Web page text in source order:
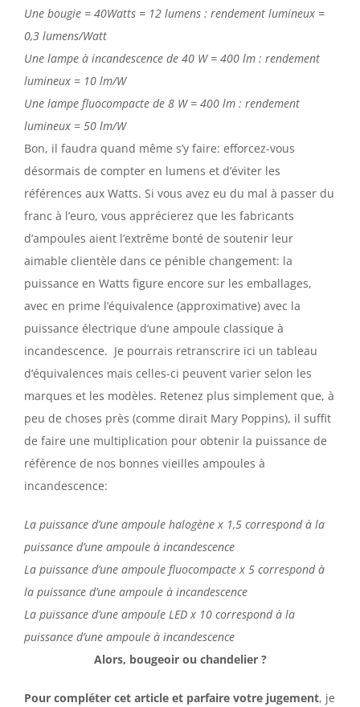
Une bougie = 40Watts = 12 lumens : rendement lumineux =
0,3 lumens/Watt
Une lampe à incandescence de 40 W = 400 lm : rendement
lumineux = 10 lm/W
Une lampe fluocompacte de 8 W = 400 lm : rendement
lumineux = 50 lm/W
Bon, il faudra quand même s’y faire: efforcez-vous
désormais de compter en lumens et d’éviter les
références aux Watts. Si vous avez eu du mal à passer du
franc à l’euro, vous apprécierez que les fabricants
d’ampoules aient l’extrême bonté de soutenir leur
aimable clientèle dans ce pénible changement: la
puissance en Watts figure encore sur les emballages,
avec en prime l’équivalence (approximative) avec la
puissance électrique d’une ampoule classique à
incandescence. Je pourrais retranscrire ici un tableau
d’équivalences mais celles-ci peuvent varier selon les
marques et les modèles. Retenez plus simplement que, à
peu de choses près (comme dirait Mary Poppins), il suffit
de faire une multiplication pour obtenir la puissance de
référence de nos bonnes vieilles ampoules à
incandescence:
La puissance d’une ampoule halogène x 1,5 correspond à la
puissance d’une ampoule à incandescence
La puissance d’une ampoule fluocompacte x 5 correspond à
la puissance d’une ampoule à incandescence
La puissance d’une ampoule LED x 10 correspond à la
puissance d’une ampoule à incandescence
Alors, bougeoir ou chandelier ?
Pour compléter cet article et parfaire votre jugement, je